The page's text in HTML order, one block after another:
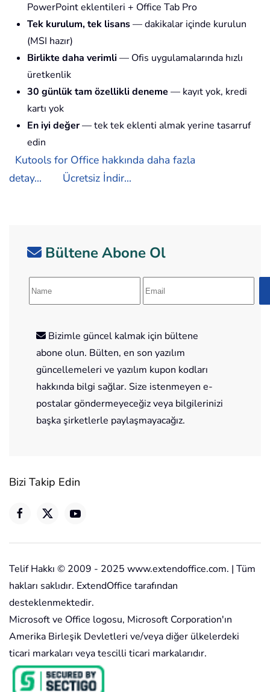
PowerPoint eklentileri + Office Tab Pro
Tek kurulum, tek lisans— dakikalar içinde kurulun
(MSI hazır)
Birlikte daha verimli — Ofis uygulamalarında hızlı
üretkenlik
30 günlük tam özellikli deneme — kayıt yok, kredi
kartı yok
En iyi değer— tek tek eklenti almak yerine tasarruf
edin
Kutools for Office hakkında daha fazla
detay...
Ücretsiz İndir...
Bültene Abone Ol
Bizimle güncel kalmak için bültene
abone olun. Bülten, en son yazılım
güncellemeleri ve yazılım kupon kodları
hakkında bilgi sağlar. Size istenmeyen e-
postalar göndermeyeceğiz veya bilgilerinizi
başka şirketlerle paylaşmayacağız.
Bizi Takip Edin
Telif Hakkı © 2009 - 2025 www.extendoffice.com. | Tüm
hakları saklıdır. ExtendOffice tarafından
desteklenmektedir.
Microsoft ve Office logosu, Microsoft Corporation'ın
Amerika Birleşik Devletleri ve/veya diğer ülkelerdeki
ticari markaları veya tescilli ticari markalarıdır.